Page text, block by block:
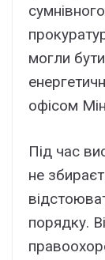
могли
офісом
Під час
не
порядку.